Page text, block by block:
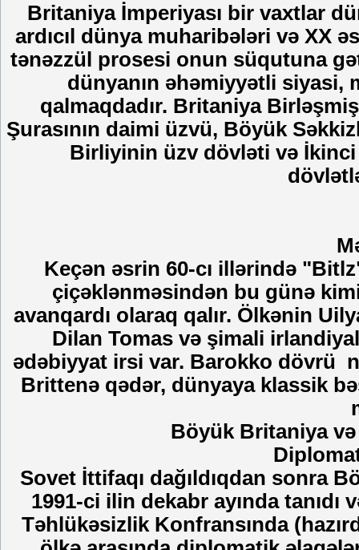
Britaniya İmperiyası bir vaxtlar
ardıcıl dünya muharibələri və XX
tənəzzül prosesi onun süqutuna
dünyanın əhəmiyyətli
qalmaqdadır. Britaniya
Şurasının daimi üzvü, Böyük
Birliyinin üzv dövləti və
Keçən əsrin 60-cı illərində
çiçəklənməsindən bu günə
avanqardı olaraq qalır. Ölkənin
Dilan Tomas və şimali
ədəbiyyat irsi var. Barokko dövrü
Brittenə qədər, dünyaya klassik
Böyük Britaniya
Sovet İttifaqı dağıldıqdan sonra
1991-ci ilin dekabr ayında tanıdı
Təhlükəsizlik Konfransında